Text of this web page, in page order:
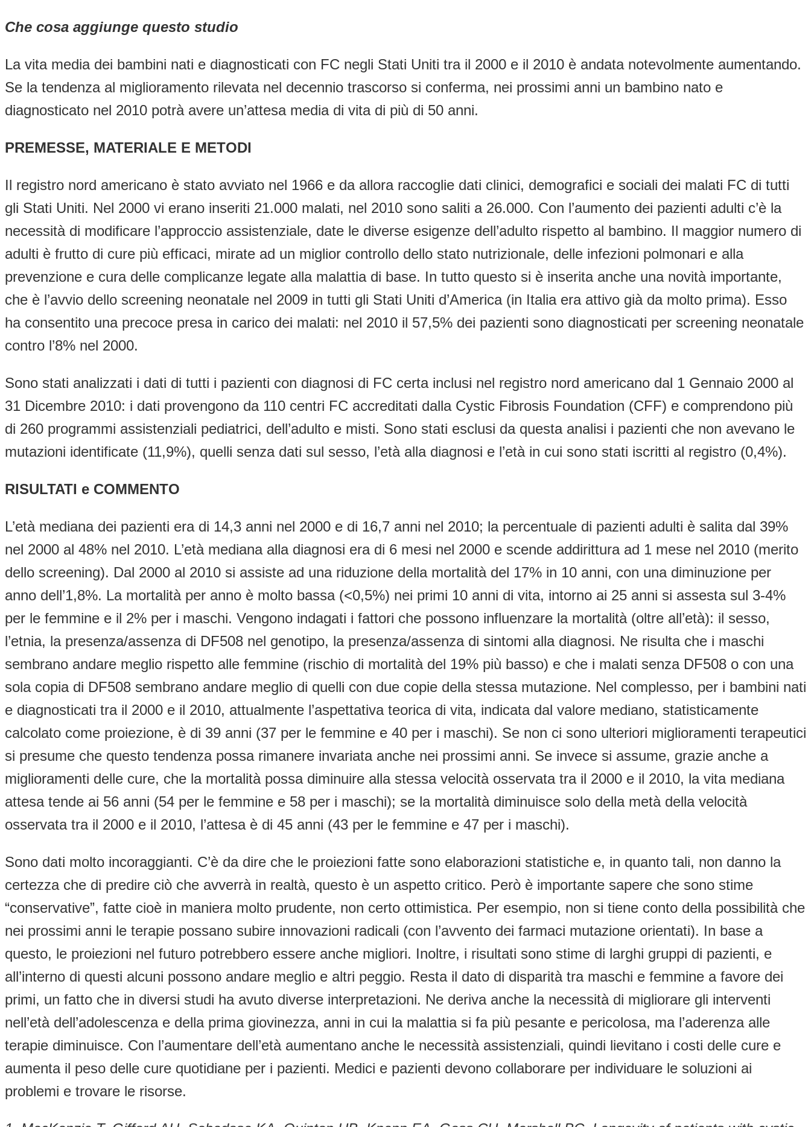
Che cosa aggiunge questo studio
La vita media dei bambini nati e diagnosticati con FC negli Stati Uniti tra il 2000 e il 2010 è andata notevolmente aumentando.
Se la tendenza al miglioramento rilevata nel decennio trascorso si conferma, nei prossimi anni un bambino nato e
diagnosticato nel 2010 potrà avere un’attesa media di vita di più di 50 anni.
PREMESSE, MATERIALE E METODI
Il registro nord americano è stato avviato nel 1966 e da allora raccoglie dati clinici, demografici e sociali dei malati FC di tutti
gli Stati Uniti. Nel 2000 vi erano inseriti 21.000 malati, nel 2010 sono saliti a 26.000. Con l’aumento dei pazienti adulti c’è la
necessità di modificare l’approccio assistenziale, date le diverse esigenze dell’adulto rispetto al bambino. Il maggior numero di
adulti è frutto di cure più efficaci, mirate ad un miglior controllo dello stato nutrizionale, delle infezioni polmonari e alla
prevenzione e cura delle complicanze legate alla malattia di base. In tutto questo si è inserita anche una novità importante,
che è l’avvio dello screening neonatale nel 2009 in tutti gli Stati Uniti d’America (in Italia era attivo già da molto prima). Esso
ha consentito una precoce presa in carico dei malati: nel 2010 il 57,5% dei pazienti sono diagnosticati per screening neonatale
contro l’8% nel 2000.
Sono stati analizzati i dati di tutti i pazienti con diagnosi di FC certa inclusi nel registro nord americano dal 1 Gennaio 2000 al
31 Dicembre 2010: i dati provengono da 110 centri FC accreditati dalla Cystic Fibrosis Foundation (CFF) e comprendono più
di 260 programmi assistenziali pediatrici, dell’adulto e misti. Sono stati esclusi da questa analisi i pazienti che non avevano le
mutazioni identificate (11,9%), quelli senza dati sul sesso, l’età alla diagnosi e l’età in cui sono stati iscritti al registro (0,4%).
RISULTATI e COMMENTO
L’età mediana dei pazienti era di 14,3 anni nel 2000 e di 16,7 anni nel 2010; la percentuale di pazienti adulti è salita dal 39%
nel 2000 al 48% nel 2010. L’età mediana alla diagnosi era di 6 mesi nel 2000 e scende addirittura ad 1 mese nel 2010 (merito
dello screening). Dal 2000 al 2010 si assiste ad una riduzione della mortalità del 17% in 10 anni, con una diminuzione per
anno dell’1,8%. La mortalità per anno è molto bassa (<0,5%) nei primi 10 anni di vita, intorno ai 25 anni si assesta sul 3-4%
per le femmine e il 2% per i maschi. Vengono indagati i fattori che possono influenzare la mortalità (oltre all’età): il sesso,
l’etnia, la presenza/assenza di DF508 nel genotipo, la presenza/assenza di sintomi alla diagnosi. Ne risulta che i maschi
sembrano andare meglio rispetto alle femmine (rischio di mortalità del 19% più basso) e che i malati senza DF508 o con una
sola copia di DF508 sembrano andare meglio di quelli con due copie della stessa mutazione. Nel complesso, per i bambini nati
e diagnosticati tra il 2000 e il 2010, attualmente l’aspettativa teorica di vita, indicata dal valore mediano, statisticamente
calcolato come proiezione, è di 39 anni (37 per le femmine e 40 per i maschi). Se non ci sono ulteriori miglioramenti terapeutici
si presume che questo tendenza possa rimanere invariata anche nei prossimi anni. Se invece si assume, grazie anche a
miglioramenti delle cure, che la mortalità possa diminuire alla stessa velocità osservata tra il 2000 e il 2010, la vita mediana
attesa tende ai 56 anni (54 per le femmine e 58 per i maschi); se la mortalità diminuisce solo della metà della velocità
osservata tra il 2000 e il 2010, l’attesa è di 45 anni (43 per le femmine e 47 per i maschi).
Sono dati molto incoraggianti. C’è da dire che le proiezioni fatte sono elaborazioni statistiche e, in quanto tali, non danno la
certezza che di predire ciò che avverrà in realtà, questo è un aspetto critico. Però è importante sapere che sono stime
“conservative”, fatte cioè in maniera molto prudente, non certo ottimistica. Per esempio, non si tiene conto della possibilità che
nei prossimi anni le terapie possano subire innovazioni radicali (con l’avvento dei farmaci mutazione orientati). In base a
questo, le proiezioni nel futuro potrebbero essere anche migliori. Inoltre, i risultati sono stime di larghi gruppi di pazienti, e
all’interno di questi alcuni possono andare meglio e altri peggio. Resta il dato di disparità tra maschi e femmine a favore dei
primi, un fatto che in diversi studi ha avuto diverse interpretazioni. Ne deriva anche la necessità di migliorare gli interventi
nell’età dell’adolescenza e della prima giovinezza, anni in cui la malattia si fa più pesante e pericolosa, ma l’aderenza alle
terapie diminuisce. Con l’aumentare dell’età aumentano anche le necessità assistenziali, quindi lievitano i costi delle cure e
aumenta il peso delle cure quotidiane per i pazienti. Medici e pazienti devono collaborare per individuare le soluzioni ai
problemi e trovare le risorse.